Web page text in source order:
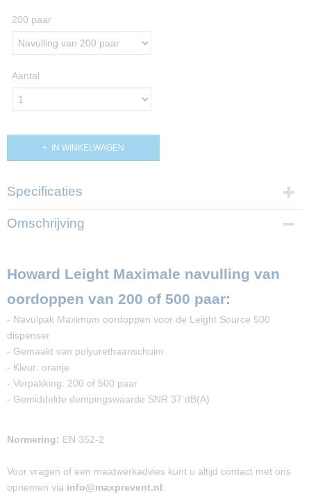
200 paar
Aantal
IN WINKELWAGEN
Specificaties
Productcode
Omschrijving
Howard Leight Maximale navulling van
oordoppen van 200 of 500 paar:
- Navulpak Maximum oordoppen voor de Leight Source 500
dispenser
- Gemaakt van polyurethaanschuim
- Kleur: oranje
- Verpakking: 200 of 500 paar
- Gemiddelde dempingswaarde SNR 37 dB(A)
Normering: EN 352-2
Voor vragen of een maatwerkadvies kunt u altijd contact met ons
opnemen via info@maxprevent.nl